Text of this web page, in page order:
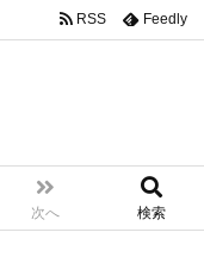
次へ 検索
RSS Feedly